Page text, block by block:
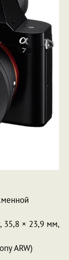
35,8 × 23,9 мм,
ARW)